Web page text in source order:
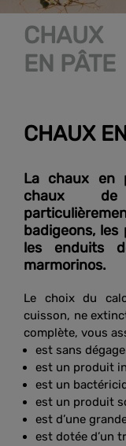
CHAUX
EN PÂTE
CHAUX
La chaux en
chaux de
badigeons,
les enduits
marmorinos.
Le choix du
cuisson, ne
complète, vous
est sans
est un produit
est un
est un produit
est d’une
est dotée d’un